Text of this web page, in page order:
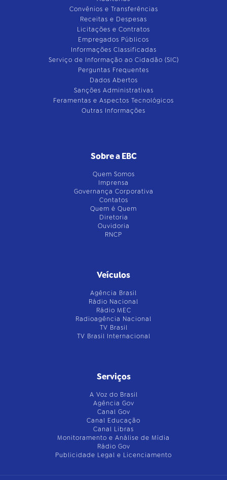
Convênios e Transferências
Receitas e Despesas
Licitações e Contratos
Empregados Públicos
Informações Classificadas
Serviço de Informação ao Cidadão (SIC)
Perguntas Frequentes
Dados Abertos
Sanções Administrativas
Feramentas e Aspectos Tecnológicos
Outras Informações
Sobre a EBC
Quem Somos
Imprensa
Governança Corporativa
Contatos
Quem é Quem
Diretoria
Ouvidoria
RNCP
Veículos
Agência Brasil
Rádio Nacional
Rádio MEC
Radioagência Nacional
TV Brasil
TV Brasil Internacional
Serviços
A Voz do Brasil
Agência Gov
Canal Gov
Canal Educação
Canal Libras
Monitoramento e Análise de Mídia
Rádio Gov
Publicidade Legal e Licenciamento